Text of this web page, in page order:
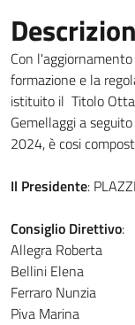
Con
formazione e la
istituito il Titolo
Gemellaggi a
2024, è cosi
Il Presidente:
Consiglio Direttivo:
Allegra Roberta
Bellini Elena
Ferraro Nunzia
Piva Marina